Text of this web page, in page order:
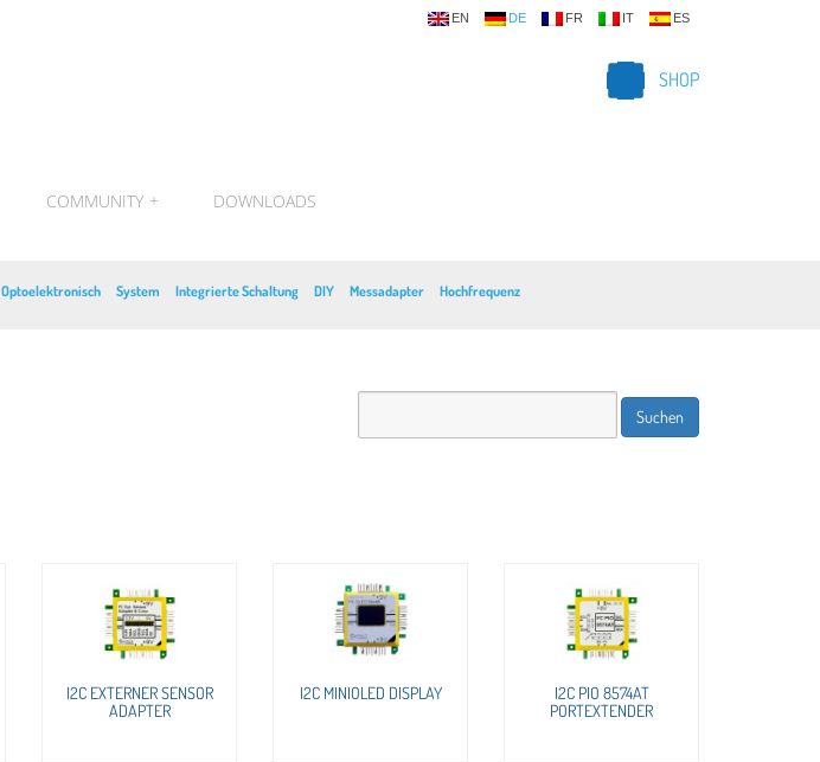
EN DE FR IT ES
SHOP
COMMUNITY + DOWNLOADS
Optoelektronisch System Integrierte Schaltung DIY Messadapter Hochfrequenz
I2C EXTERNER SENSOR
ADAPTER
I2C MINIOLED DISPLAY
I2C PIO 8574AT
PORTEXTENDER